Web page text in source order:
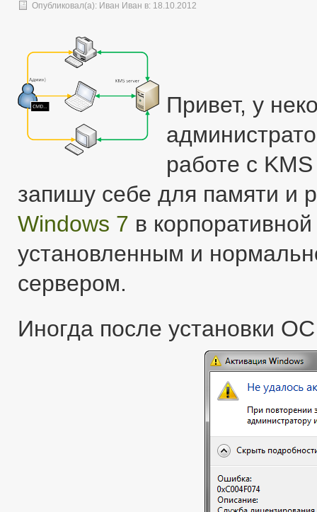
Опубликовал(а): Иван Иван в: 18.10.2012
Привет, у
работе с
запишу себе для памяти и
Windows 7 в
установленным и
сервером.
Иногда после установки